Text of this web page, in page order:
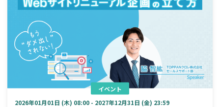
イベント
2026年01月01日 (木) 08:00 - 2027年12月31日 (金) 23:59